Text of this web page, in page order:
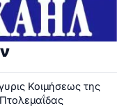
Κοιμήσεως της